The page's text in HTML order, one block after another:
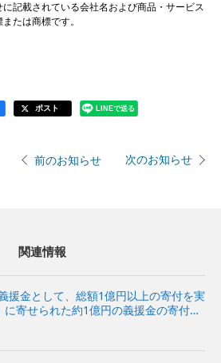
記載されている会社名および商品・サービス
たは商標です。
ポスト LINEで送る
前のお知らせ 次のお知らせ
関連情報
援金として、総額1億円以上の寄付を実
寄せられた約1億円の義援金の寄付も